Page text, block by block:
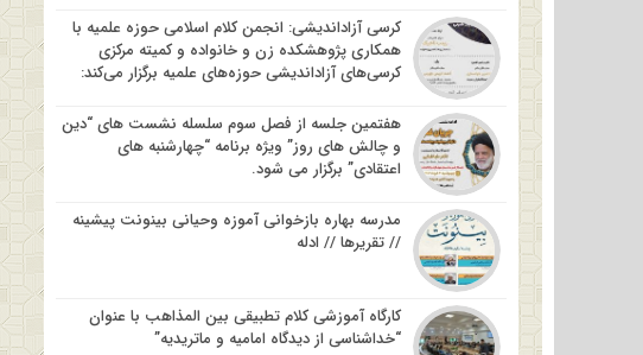
کرسی آزاداندیشی: انجمن کلام اسلامی حوزه علمیه با
همکاری پژوهشکده زن و خانواده و کمیته مرکزی
کرسی‌های آزاداندیشی حوزه‌های علمیه برگزار می‌کند:
هفتمین جلسه از فصل سوم سلسله نشست های “دین
و چالش های روز” ویژه برنامه “چهارشنبه های
اعتقادی” برگزار می شود.
مدرسه بهاره بازخوانی آموزه وحیانی بینونت پیشینه
// تقریرها // ادله
کارگاه آموزشی کلام تطبیقی بین المذاهب با عنوان
“خداشناسی از دیدگاه امامیه و ماتریدیه”